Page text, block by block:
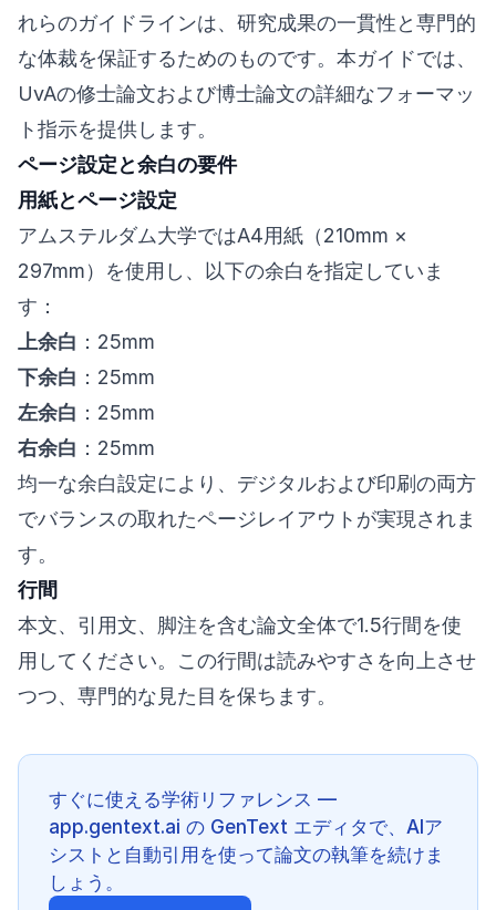
れらのガイドラインは、研究成果の一貫性と専門的
な体裁を保証するためのものです。本ガイドでは、
UvAの修士論文および博士論文の詳細なフォーマッ
ト指示を提供します。
ページ設定と余白の要件
用紙とページ設定
アムステルダム大学ではA4用紙（210mm ×
297mm）を使用し、以下の余白を指定していま
す：
上余白 ：25mm
下余白 ：25mm
左余白 ：25mm
右余白 ：25mm
均一な余白設定により、デジタルおよび印刷の両方
でバランスの取れたページレイアウトが実現されま
す。
行間
本文、引用文、脚注を含む論文全体で1.5行間を使
用してください。この行間は読みやすさを向上させ
つつ、専門的な見た目を保ちます。
すぐに使える学術リファレンス —
app.gentext.ai の GenText エディタで、AIア
シストと自動引用を使って論文の執筆を続けま
しょう。